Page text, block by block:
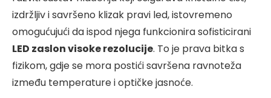
izdržljiv i savršeno klizak pravi led, istovremeno
omogućujući da ispod njega funkcionira sofisticirani
LED zaslon visoke rezolucije. To je prava bitka s
fizikom, gdje se mora postići savršena ravnoteža
između temperature i optičke jasnoće.